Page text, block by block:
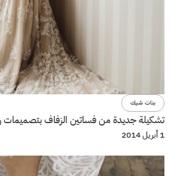
بنات شيك
تشكيلة جديدة من فساتين الزفاف
1 أبريل 2014